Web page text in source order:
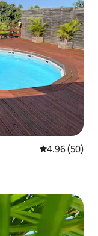
レビュー50
4.96 (50)